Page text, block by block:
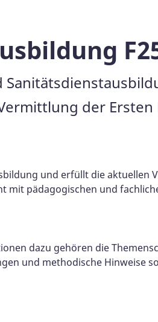
der Ersten
und erfüllt die aktuellen
mit pädagogischen und
dazu gehören die
und methodische Hinweise